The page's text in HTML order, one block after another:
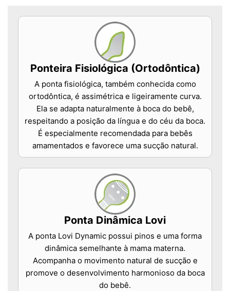
Ponteira Fisiológica (Ortodôntica)
A ponta fisiológica, também conhecida como
ortodôntica, é assimétrica e ligeiramente curva.
Ela se adapta naturalmente à boca do bebê,
respeitando a posição da língua e do céu da boca.
É especialmente recomendada para bebês
amamentados e favorece uma sucção natural.
Ponta Dinâmica Lovi
A ponta Lovi Dynamic possui pinos e uma forma
dinâmica semelhante à mama materna.
Acompanha o movimento natural de sucção e
promove o desenvolvimento harmonioso da boca
do bebê.